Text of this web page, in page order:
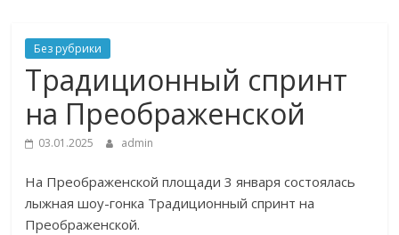
Без рубрики
Традиционный спринт
на Преображенской
03.01.2025 admin
На Преображенской площади 3 января состоялась
лыжная шоу-гонка Традиционный спринт на
Преображенской.